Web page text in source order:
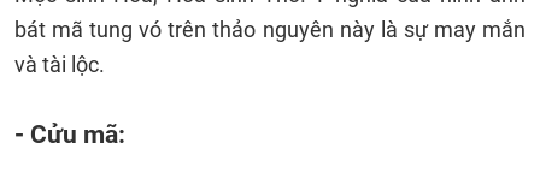
bát mã tung vó trên thảo nguyên này là sự may mắn
và tài lộc.
- Cửu mã: